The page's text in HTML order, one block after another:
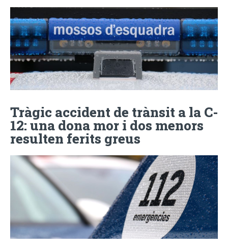
Tràgic accident de trànsit a la C-
12: una dona mor i dos menors
resulten ferits greus